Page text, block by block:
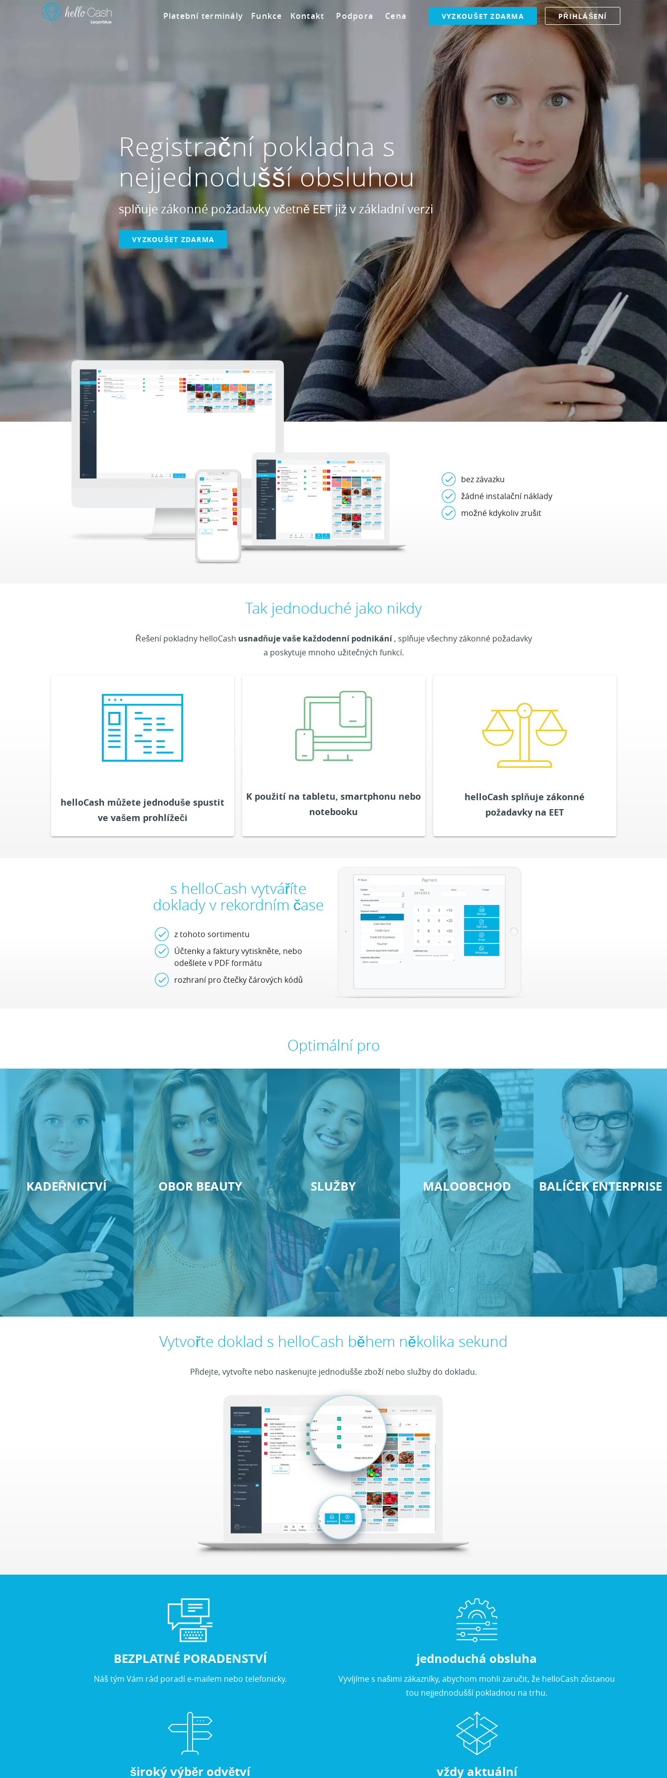
Platební terminály Funkce Kontakt Podpora Cena VYZKOUŠET ZDARMA PŘIHLÁŠENÍ
Registrační pokladna s
nejjednodušší obsluhou
splňuje zákonné požadavky včetně EET již v základní verzi
VYZKOUŠET ZDARMA
bez závazku
žádné instalační náklady
možné kdykoliv zrušit
Tak jednoduché jako nikdy
Řešení pokladny helloCash usnadňuje vaše každodenní podnikání, splňuje všechny zákonné požadavky
a poskytuje mnoho užitečných funkcí.
helloCash můžete jednoduše spustit
ve vašem prohlížeči
Řešení POS od helloCash je řízeno prohlížečem
a kompatibilní s aktuálním hardwarem. Instalace
není nutná, protože vaše data jsou uložena v
cloudu. Při pravidelných aktualizacích je váš
systém POS vždy aktuální.
K použití na tabletu, smartphonu nebo
notebooku
počítačem máte přístup k elektronické pokladně.
Informace jsou poskytovány v reálném čase.
Takže máte vždy přehled o tom, co se děje v
Vašem obchodě a jste informováni o všech
obchodních procesech. Mobilní zařízení Vás
VYZKOUŠET ZDARMA
helloCash splňuje zákonné
požadavky na EET
Už se nemusíte starat o požadavky GoBD. Váš
POS systém splňuje všechny zákonné
požadavky. Pokud vláda stanoví přísnější
požadavky, rozšíříme a zdokonalíme váš
systém a budeme vás informovat o změnách v
čase, kdy vstoupí v platnost.
VYZKOUŠET ZDARMA
s helloCash vytváříte
doklady v rekordním čase
z tohoto sortimentu
Účtenky a faktury vytiskněte, nebo
odešlete v PDF formátu
rozhraní pro čtečky čárových kódů
Optimální pro
KADEŘNICTVÍ OBOR BEAUTY SLUŽBY MALOOBCHOD BALÍČEK ENTERPRISE
Vytvořte doklad s helloCash během několika sekund
Přidejte, vytvořte nebo naskenujte jednodušše zboží nebo služby do dokladu.
BEZPLATNÉ PORADENSTVÍ
Náš tým Vám rád poradí e-mailem nebo telefonicky.
jednoduchá obsluha
Vyvíjíme s našimi zákazníky, abychom mohli zaručit, že helloCash zůstanou
tou nejjednodušší pokladnou na trhu.
široký výběr odvětví vždy aktuální